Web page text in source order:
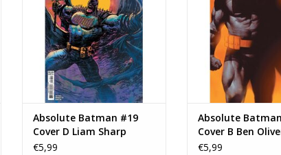
Absolute Batman #19
Cover D Liam Sharp
Variant
€5,99
Absolute
Cover B Ben
Variant
€5,99